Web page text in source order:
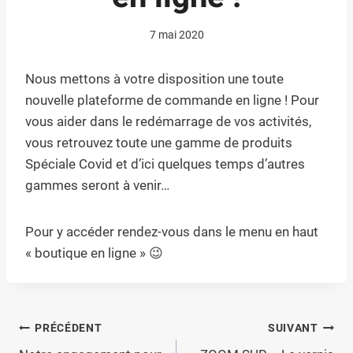
7 mai 2020
Nous mettons à votre disposition une toute
nouvelle plateforme de commande en ligne ! Pour
vous aider dans le redémarrage de vos activités,
vous retrouvez toute une gamme de produits
Spéciale Covid et d’ici quelques temps d’autres
gammes seront à venir…
Pour y accéder rendez-vous dans le menu en haut
« boutique en ligne » 😉
Navigation
PRÉCÉDENT SUIVANT